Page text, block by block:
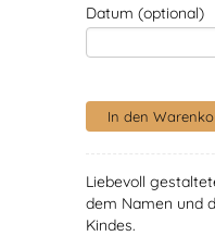
Datum (optional)
Liebevoll
dem Namen und
Kindes.